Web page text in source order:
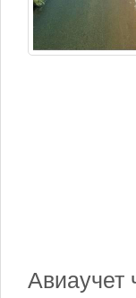
Авиаучет